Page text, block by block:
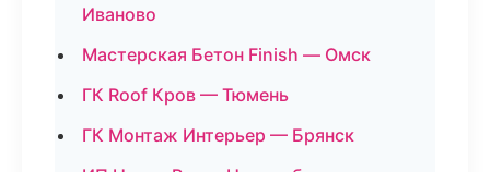
Иваново
Мастерская Бетон Finish — Омск
ГК Roof Кров — Тюмень
ГК Монтаж Интерьер — Брянск